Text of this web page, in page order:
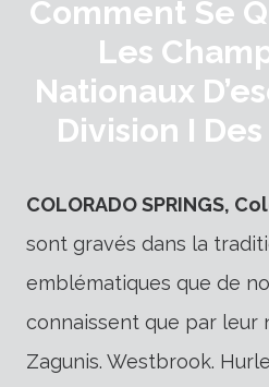
Comment Se
Les
Nationaux
Division I
COLORADO SPRINGS,
sont gravés dans la
emblématiques que de
connaissent que par leur
Zagunis. Westbrook.